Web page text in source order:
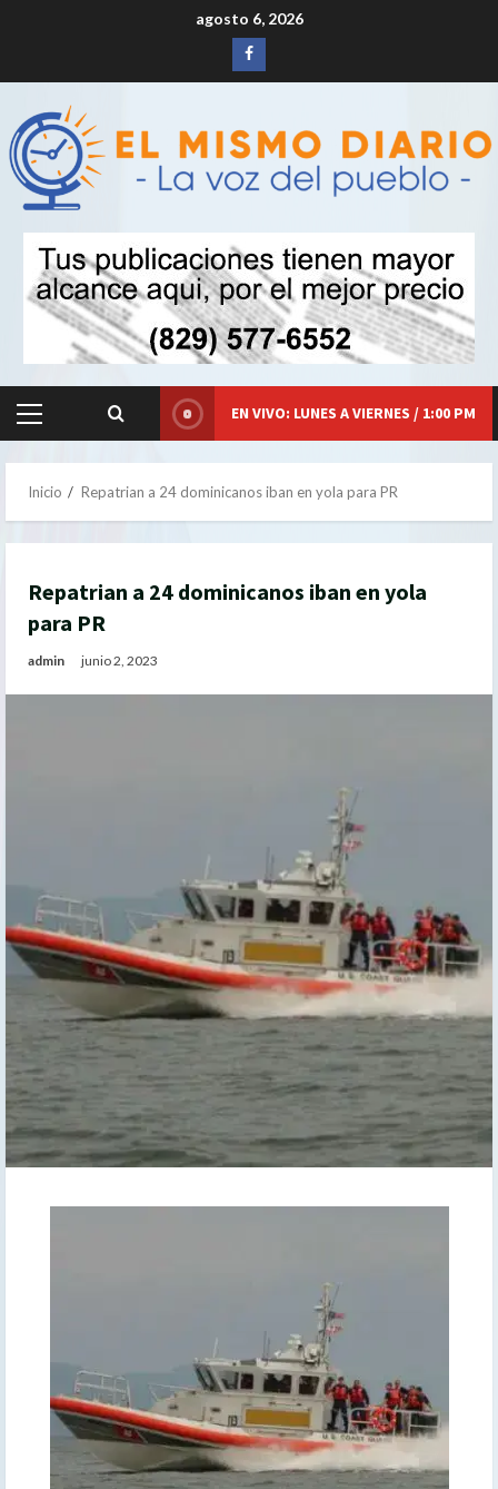
agosto 6, 2026
Siganos
en
Menú
EN VIVO: LUNES A VIERNES / 1:00 PM
Inicio Repatrian a 24 dominicanos iban en yola para PR
Repatrian a 24 dominicanos iban en yola
para PR
admin junio 2, 2023